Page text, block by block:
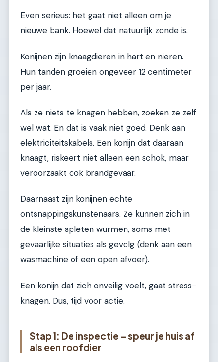
Even serieus: het gaat niet alleen om je
nieuwe bank. Hoewel dat natuurlijk zonde is.
Konijnen zijn knaagdieren in hart en nieren.
Hun tanden groeien ongeveer 12 centimeter
per jaar.
Als ze niets te knagen hebben, zoeken ze zelf
wel wat. En dat is vaak niet goed. Denk aan
elektriciteitskabels. Een konijn dat daaraan
knaagt, riskeert niet alleen een schok, maar
veroorzaakt ook brandgevaar.
Daarnaast zijn konijnen echte
ontsnappingskunstenaars. Ze kunnen zich in
de kleinste spleten wurmen, soms met
gevaarlijke situaties als gevolg (denk aan een
wasmachine of een open afvoer).
Een konijn dat zich onveilig voelt, gaat stress-
knagen. Dus, tijd voor actie.
Stap 1: De inspectie – speur je huis af
als een roofdier